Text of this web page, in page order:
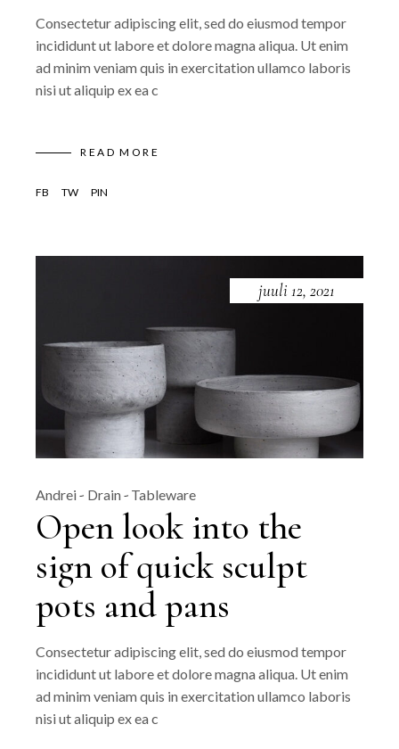
Consectetur adipiscing elit, sed do eiusmod tempor
incididunt ut labore et dolore magna aliqua. Ut enim
ad minim veniam quis in exercitation ullamco laboris
nisi ut aliquip ex ea c
READ MORE
FB TW PIN
juuli 12, 2021
Andrei Drain Tableware
Open look into the
sign of quick sculpt
pots and pans
Consectetur adipiscing elit, sed do eiusmod tempor
incididunt ut labore et dolore magna aliqua. Ut enim
ad minim veniam quis in exercitation ullamco laboris
nisi ut aliquip ex ea c